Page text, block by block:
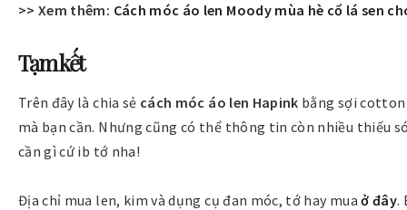
>> Xem thêm: Cách móc áo len Moody mùa hè cổ lá sen
Tạm kết
Trên đây là chia sẻ cách móc áo len Hapink bằng sợi cotton
mà bạn cần. Nhưng cũng có thể thông tin còn nhiều thiếu
cần gì cứ ib tớ nha!
Địa chỉ mua len, kim và dụng cụ đan móc, tớ hay muaở đây.